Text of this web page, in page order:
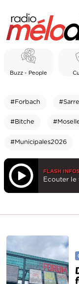
Buzz - People
#Forbach
#Bitche
#Municipales2026
FLASH
Ecouter le